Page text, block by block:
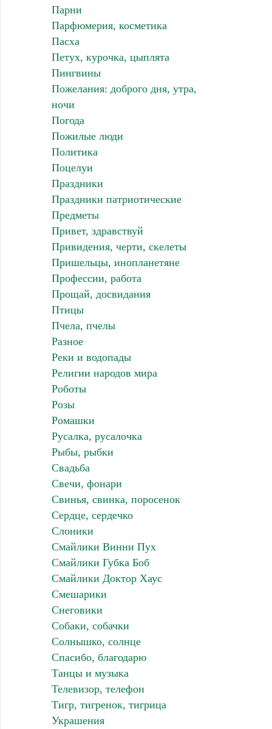
Парни
Парфюмерия, косметика
Пасха
Петух, курочка, цыплята
Пингвины
Пожелания: доброго дня, утра,
ночи
Погода
Пожилые люди
Политика
Поцелуи
Праздники
Праздники патриотические
Предметы
Привет, здравствуй
Привидения, черти, скелеты
Пришельцы, инопланетяне
Профессии, работа
Прощай, досвидания
Птицы
Пчела, пчелы
Разное
Реки и водопады
Религии народов мира
Роботы
Розы
Ромашки
Русалка, русалочка
Рыбы, рыбки
Свадьба
Свечи, фонари
Свинья, свинка, поросенок
Сердце, сердечко
Слоники
Смайлики Винни Пух
Смайлики Губка Боб
Смайлики Доктор Хаус
Смешарики
Снеговики
Собаки, собачки
Солнышко, солнце
Спасибо, благодарю
Танцы и музыка
Телевизор, телефон
Тигр, тигренок, тигрица
Украшения